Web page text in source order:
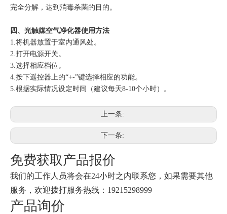
完全分解，达到消毒杀菌的目的。
四、光触媒空气净化器使用方法
1.将机器放置于室内通风处。
2.打开电源开关。
3.选择相应档位。
4.按下遥控器上的“+-”键选择相应的功能。
5.根据实际情况设定时间（建议每天8-10个小时）。
上一条:
下一条:
免费获取产品报价
我们的工作人员将会在24小时之内联系您，如果需要其他
服务，欢迎拨打服务热线：19215298999
产品询价